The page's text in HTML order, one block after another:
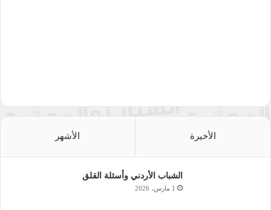
الأخيرة الأشهر
الشباب الأردني وأسئلة القلق
1 مارس، 2026